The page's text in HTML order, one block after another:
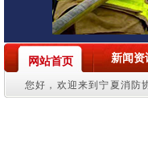
网站首页 新闻资
您好，欢迎来到宁夏消防